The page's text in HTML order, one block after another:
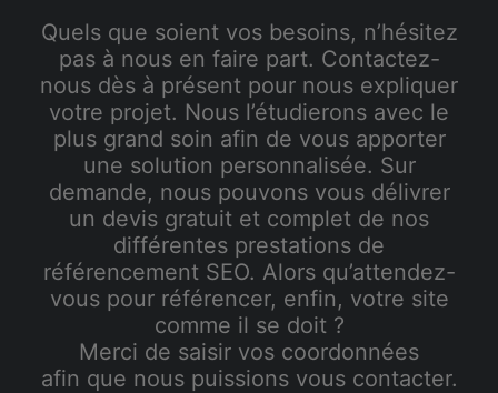
Quels que soient vos besoins, n’hésitez
pas à nous en faire part. Contactez-
nous dès à présent pour nous expliquer
votre projet. Nous l’étudierons avec le
plus grand soin afin de vous apporter
une solution personnalisée. Sur
demande, nous pouvons vous délivrer
un devis gratuit et complet de nos
différentes prestations de
référencement SEO. Alors qu’attendez-
vous pour référencer, enfin, votre site
comme il se doit ?
Merci de saisir vos coordonnées
afin que nous puissions vous contacter.